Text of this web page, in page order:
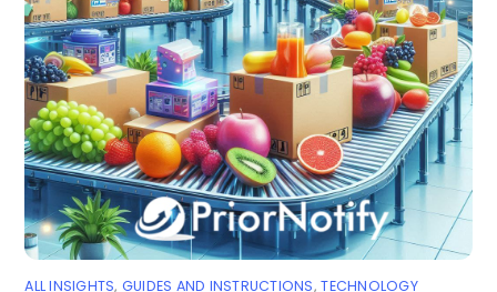
ALL INSIGHTS, GUIDES AND INSTRUCTIONS,TECHNOLOGY